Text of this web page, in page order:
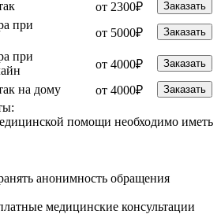
от 2300₽ Заказать
при
от 5000₽ Заказать
при
от 4000₽ Заказать
на дому от 4000₽ Заказать
помощи необходимо иметь
анонимность обращения
медицинские консультации